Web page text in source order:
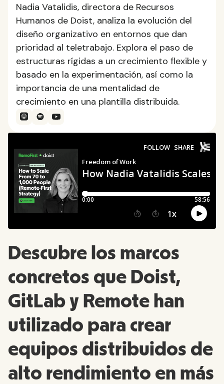
Nadia Vatalidis, directora de Recursos
Humanos de Doist, analiza la evolución del
diseño organizativo en entornos que dan
prioridad al teletrabajo. Explora el paso de
estructuras rígidas a un crecimiento flexible y
basado en la experimentación, así como la
importancia de una mentalidad de
crecimiento en una plantilla distribuida.
Descubre los marcos
concretos que Doist,
GitLab y Remote han
utilizado para crear
equipos distribuidos de
alto rendimiento en más